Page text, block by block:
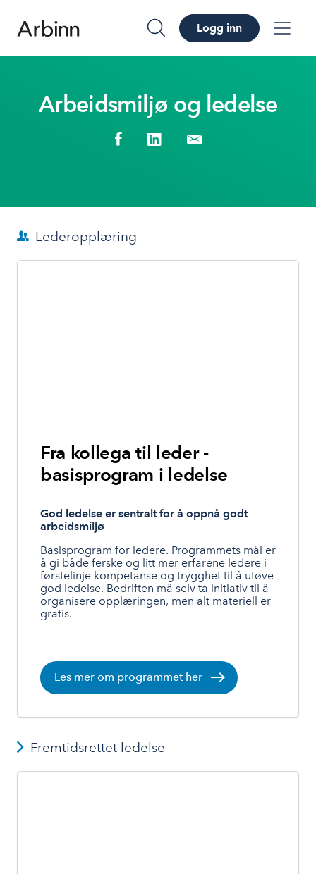
søk Logg inn
Arbeidsmiljø og ledelse
Lederopplæring
Fra kollega til leder -
basisprogram i ledelse
God ledelse er sentralt for å oppnå godt
arbeidsmiljø
Basisprogram for ledere. Programmets mål er
å gi både ferske og litt mer erfarene ledere i
førstelinje kompetanse og trygghet til å utøve
god ledelse. Bedriften må selv ta initiativ til å
organisere opplæringen, men alt materiell er
gratis.
Les mer om programmet her
Fremtidsrettet ledelse